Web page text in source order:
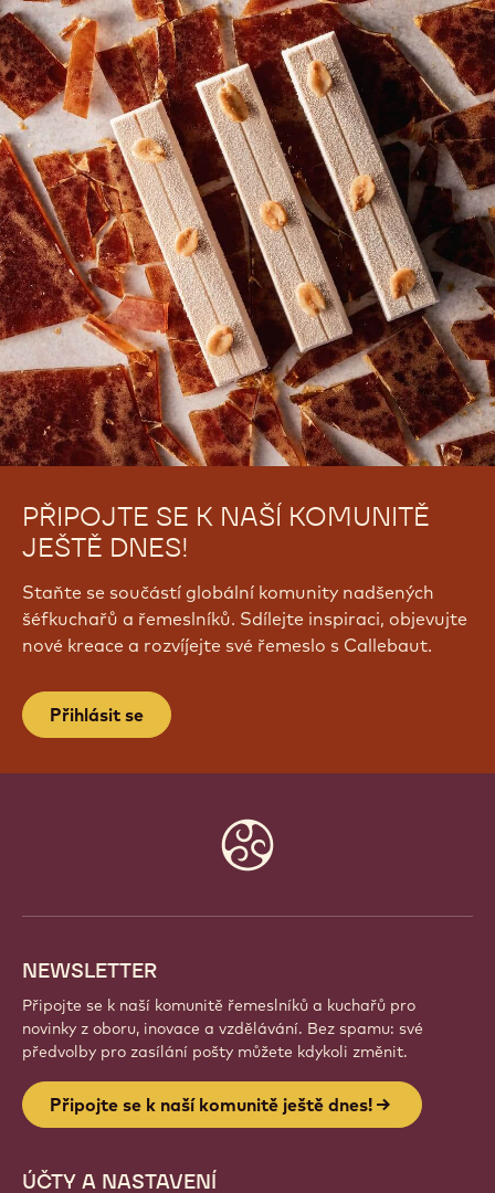
Notre chef leur a donné une nouvelle tournure en y
ajoutant astucieusement de délicieuses garnitures
prêtes à l'emploi, des textures croquantes, des
décorations sympas et bien sûr : du chocolat!
Staňte se součástí globální komunity nadšených
nové kreace a rozvíjejte své řemeslo s Callebaut.
Přihlásit se
Website